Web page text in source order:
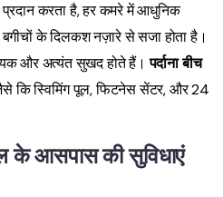
करता है, हर कमरे में आधुनिक
के दिलकश नज़ारे से सजा होता है।
और अत्यंत सुखद होते हैं।पर्दाना बीच
कि स्विमिंग पूल, फिटनेस सेंटर, और 24
के आसपास की सुविधाएं